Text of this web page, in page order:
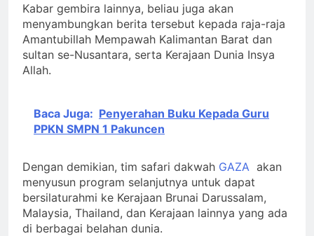
Kabar gembira lainnya, beliau juga akan
menyambungkan berita tersebut kepada raja-raja
Amantubillah Mempawah Kalimantan Barat dan
sultan se-Nusantara, serta Kerajaan Dunia Insya
Allah.
Baca Juga: Penyerahan Buku Kepada Guru
PPKN SMPN 1 Pakuncen
Dengan demikian, tim safari dakwah GAZA akan
menyusun program selanjutnya untuk dapat
bersilaturahmi ke Kerajaan Brunai Darussalam,
Malaysia, Thailand, dan Kerajaan lainnya yang ada
di berbagai belahan dunia.